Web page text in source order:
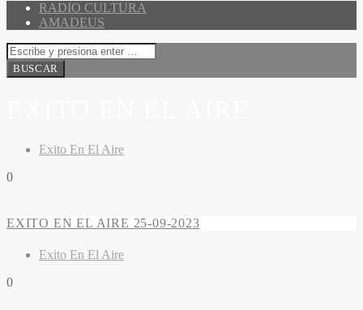
RADIO CULTURA
AMADEUS
Exito En El Aire
0
EXITO EN EL AIRE 25-09-2023
Exito En El Aire
0